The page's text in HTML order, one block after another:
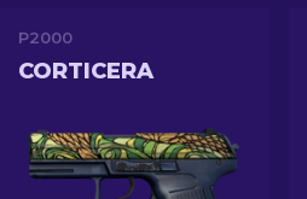
P2000
CORTICERA